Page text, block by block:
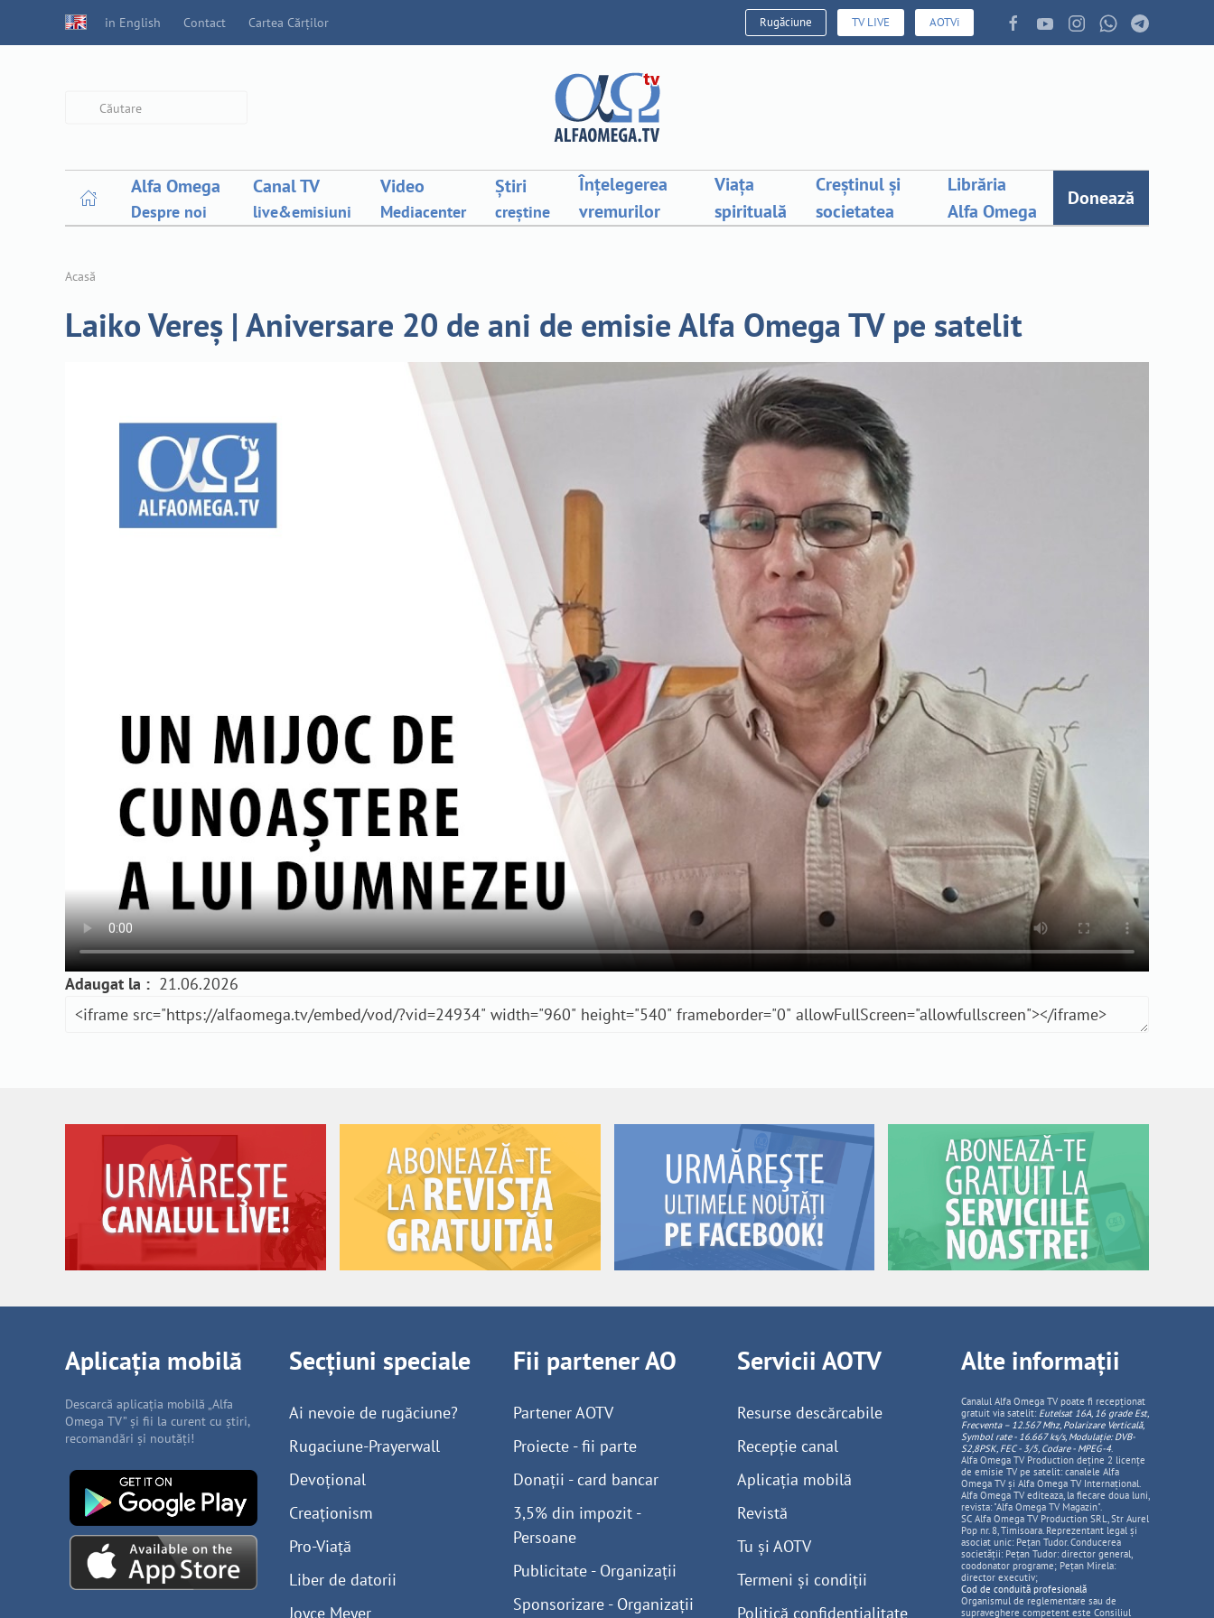
in English Contact Cartea Cărților Rugăciune TV LIVE AOTVi
Alfa Omega
Despre noi
Canal TV
live&emisiuni
Video
Mediacenter
Știri
creștine
Înțelegerea
vremurilor
Viața
spirituală
Creștinul și
societatea
Librăria
Alfa Omega
Donează
Acasă
Laiko Vereș | Aniversare 20 de ani de emisie Alfa Omega TV pe satelit
Adaugat la : 21.06.2026
Aplicația mobilă
Descarcă aplicația mobilă „Alfa
Omega TV” și fii la curent cu știri,
recomandări și noutăți!
Secțiuni speciale
Ai nevoie de rugăciune?
Rugaciune-Prayerwall
Devoțional
Creaționism
Pro-Viață
Liber de datorii
Joyce Meyer
Fii partener AO
Partener AOTV
Proiecte - fii parte
Donații - card bancar
3,5% din impozit -
Persoane
Publicitate - Organizații
Sponsorizare - Organizații
Servicii AOTV
Resurse descărcabile
Recepție canal
Aplicația mobilă
Revistă
Tu și AOTV
Termeni și condiții
Politică confidențialitate
Alte informații
Canalul Alfa Omega TV poate fi recepționat
gratuit via satelit: Eutelsat 16A, 16 grade Est,
Frecventa – 12.567 Mhz, PolarizareVerticală,
Symbol rate - 16.667 ks/s, Modulație: DVB-
S2,8PSK, FEC - 3/5, Codare - MPEG-4.
Alfa Omega TV Production deține 2 licențe
de emisie TV pe satelit: canalele Alfa
Omega TV și Alfa Omega TV Internațional.
Alfa Omega TV editeaza, la fiecare doua luni,
revista: "Alfa Omega TV Magazin".
SC Alfa Omega TV Production SRL, Str Aurel
Pop nr. 8, Timisoara. Reprezentant legal și
asociat unic: Pețan Tudor. Conducerea
societății: Pețan Tudor: director general,
coodonator programe; Pețan Mirela:
director executiv;
Cod de conduită profesională
Organismul de reglementare sau de
supraveghere competent este Consiliul